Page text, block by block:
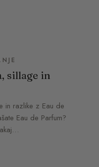
sillage in
in razlike z Eau de
Eau de Parfum?